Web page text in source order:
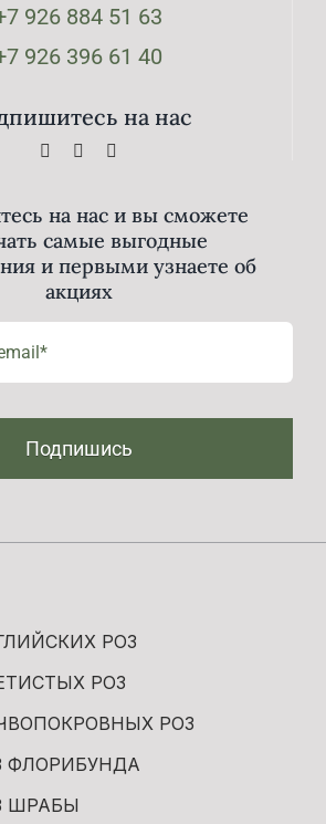
926 884 51 63
926 396 61 40
на нас
на нас и вы сможете
самые выгодные
и первыми узнаете об
акциях
Подпишись
РОЗ
РОЗ
РОЗ
ФЛОРИБУНДА
ШРАБЫ